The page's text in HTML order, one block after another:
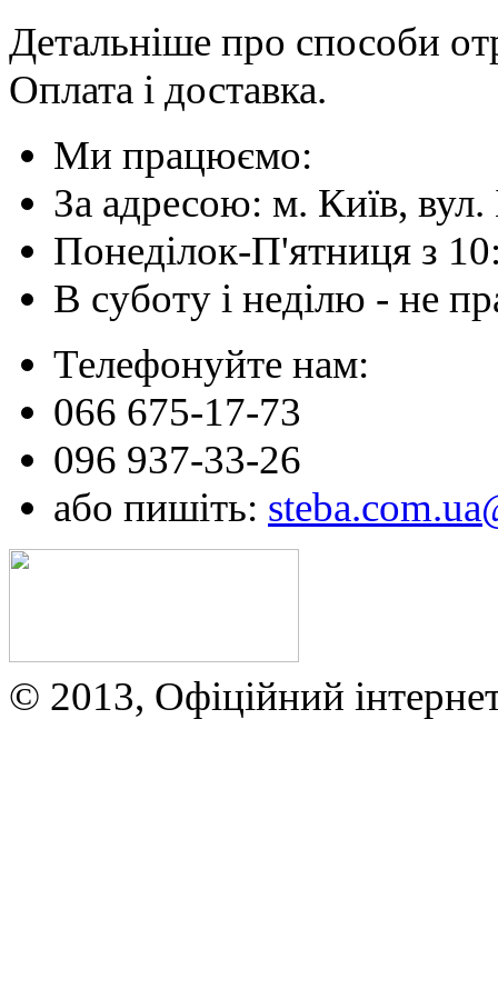
Детальніше про способи
Оплата і доставка.
Ми працюємо:
За адресою: м. Київ, вул.
Понеділок-П'ятниця з
В суботу і неділю - не
Телефонуйте нам:
066 675-17-73
096 937-33-26
або пишіть:
© 2013, Офіційний